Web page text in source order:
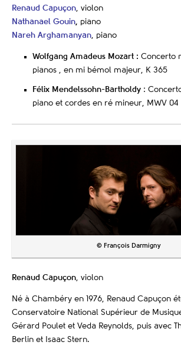
Renaud Capuçon, violon
Nathanael Gouin, piano
Nareh Arghamanyan, piano
Wolfgang Amadeus Mozart : Concerto
pianos , en mi bémol majeur, K 365
Félix Mendelssohn-Bartholdy :
piano et cordes en ré mineur, MWV 04
© François Darmigny
Renaud Capuçon, violon
Né à Chambéry en 1976, Renaud Capuçon
Conservatoire National Supérieur de
Gérard Poulet et Veda Reynolds, puis avec
Berlin et Isaac Stern.